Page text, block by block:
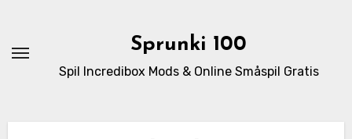
content
Sprunki 100
Spil Incredibox Mods & Online Småspil Gratis